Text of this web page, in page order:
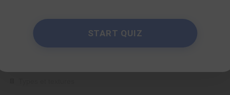
START QUIZ